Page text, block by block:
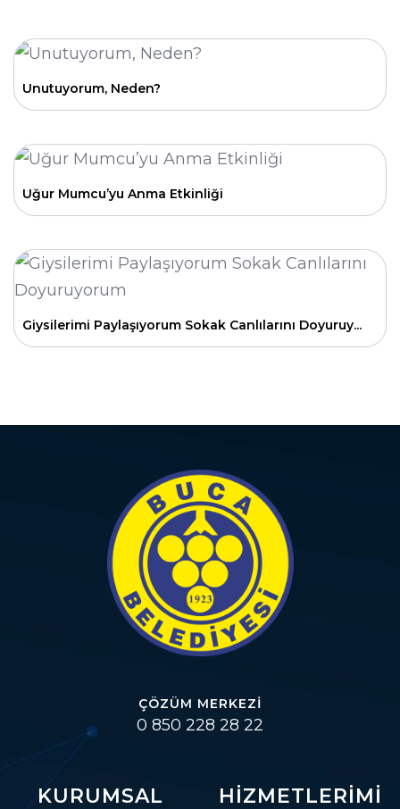
Unutuyorum, Neden?
Uğur Mumcu’yu Anma Etkinliği
Giysilerimi Paylaşıyorum Sokak Canlılarını Doyuruy...
ÇÖZÜM MERKEZI
0 850 228 28 22
KURUMSAL
HIZMETLERIMI